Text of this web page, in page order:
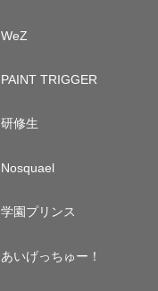
WeZ
PAINT TRIGGER
研修生
Nosquael
学園プリンス
あいげっちゅー！